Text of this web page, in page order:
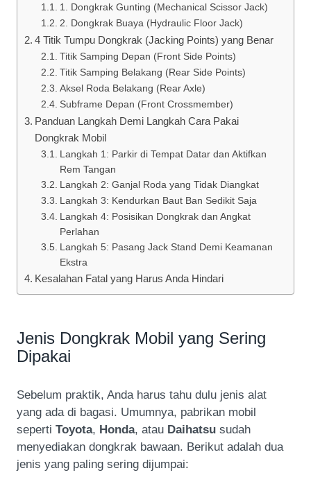
1. Dongkrak Gunting (Mechanical Scissor Jack)
2. Dongkrak Buaya (Hydraulic Floor Jack)
4 Titik Tumpu Dongkrak (Jacking Points) yang Benar
Titik Samping Depan (Front Side Points)
Titik Samping Belakang (Rear Side Points)
Aksel Roda Belakang (Rear Axle)
Subframe Depan (Front Crossmember)
Panduan Langkah Demi Langkah Cara Pakai
Dongkrak Mobil
Langkah 1: Parkir di Tempat Datar dan Aktifkan
Rem Tangan
Langkah 2: Ganjal Roda yang Tidak Diangkat
Langkah 3: Kendurkan Baut Ban Sedikit Saja
Langkah 4: Posisikan Dongkrak dan Angkat
Perlahan
Langkah 5: Pasang Jack Stand Demi Keamanan
Ekstra
Kesalahan Fatal yang Harus Anda Hindari
Jenis Dongkrak Mobil yang Sering
Dipakai
Sebelum praktik, Anda harus tahu dulu jenis alat
yang ada di bagasi. Umumnya, pabrikan mobil
seperti Toyota, Honda, atau Daihatsu sudah
menyediakan dongkrak bawaan. Berikut adalah dua
jenis yang paling sering dijumpai: